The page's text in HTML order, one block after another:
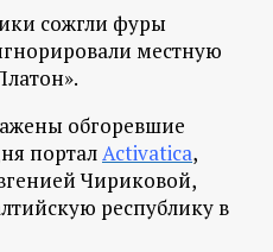
сожгли фуры
местную
обгоревшие
порталActivatica,
Чириковой,
республику в